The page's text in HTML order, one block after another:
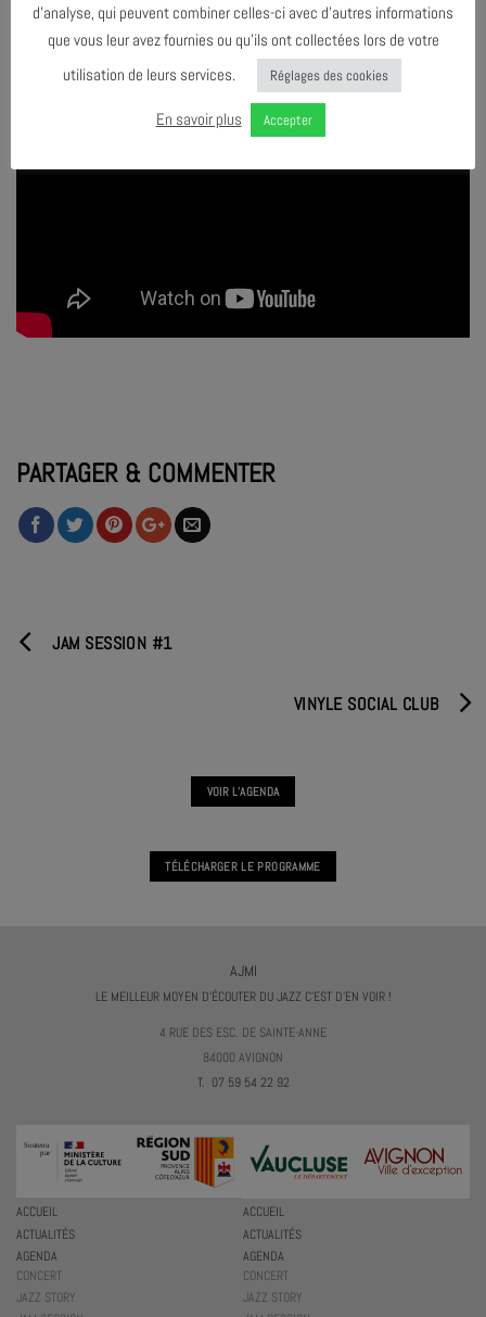
PARTAGER & COMMENTER
JAM SESSION #1
VINYLE SOCIAL CLUB
VOIR L'AGENDA
TÉLÉCHARGER LE PROGRAMME
AJMI
LE MEILLEUR MOYEN D'ÉCOUTER DU JAZZ C'EST D'EN VOIR !
4 RUE DES ESC. DE SAINTE-ANNE
84000 AVIGNON
T. 07 59 54 22 92
ACCUEIL
ACTUALITÉS
AGENDA
CONCERT
JAZZ STORY
ACCUEIL
ACTUALITÉS
AGENDA
CONCERT
JAZZ STORY
d’analyse, qui peuvent combiner celles-ci avec d’autres informations
que vous leur avez fournies ou qu’ils ont collectées lors de votre
utilisation de leurs services.
Réglages des cookies
En savoir plus Accepter